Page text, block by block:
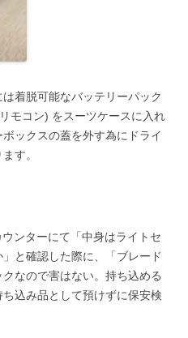
着脱可能なバッテリーパック
モコン) をスーツケースに入れ
ックスの蓋を外す為にドライ
す。
ンターにて「中身はライトセ
と確認した際に、「ブレード
なので害はない。持ち込める
込み品として預けずに保安検